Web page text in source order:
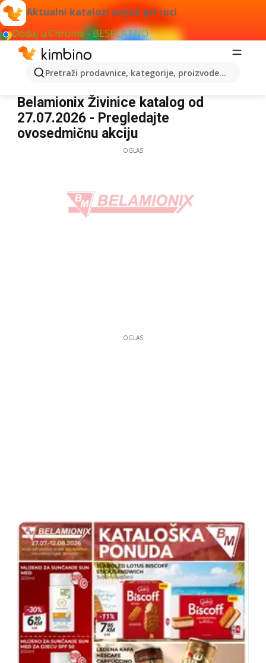
Aktualni katalozi uvijek pri ruci
Dodaj u Chrome - BESPLATNO
Pretraži prodavnice, kategorije, proizvode...
Belamionix Živinice
Belamionix Živinice katalog od
27.07.2026 - Pregledajte
ovosedmičnu akciju
OGLAS
OGLAS